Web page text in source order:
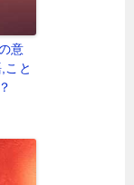
意
こと